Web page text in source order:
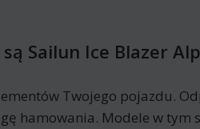
Sailun Ice Blazer
Twojego pojazdu.
hamowania. Modele w